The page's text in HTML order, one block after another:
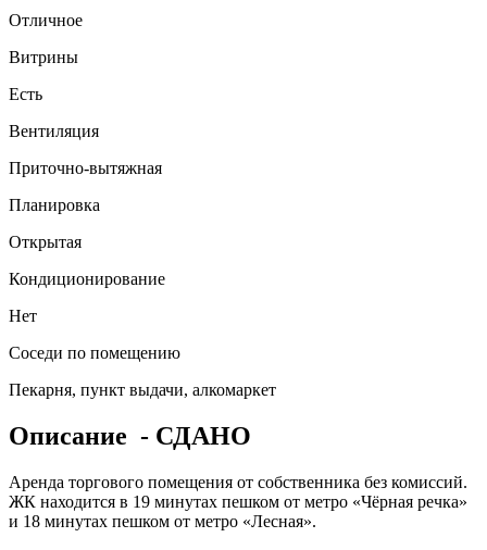
Отличное
Витрины
Есть
Вентиляция
Приточно-вытяжная
Планировка
Открытая
Кондиционирование
Нет
Соседи по помещению
Пекарня, пункт выдачи, алкомаркет
Описание - СДАНО
Аренда торгового помещения от собственника без комиссий.
ЖК находится в 19 минутах пешком от метро «Чёрная речка»
и 18 минутах пешком от метро «Лесная».